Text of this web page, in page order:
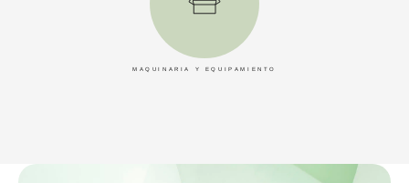
MAQUINARIA Y EQUIPAMIENTO